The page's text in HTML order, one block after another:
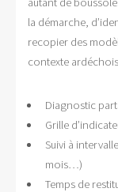
la démarche,
recopier des
contexte
Diagnostic
Grille
Suivi à
mois…)
Temps de